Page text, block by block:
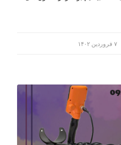
۷ فروردین ۱۴۰۲